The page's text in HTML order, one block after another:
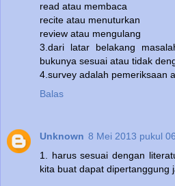
read atau membaca
recite atau menuturkan
review atau mengulang
3.dari latar belakang
bukunya sesuai atau tidak
4.survey adalah pemeriksaan
Balas
Unknown 8 Mei 2013 pukul
1. harus sesuai dengan
kita buat dapat dipertanggung